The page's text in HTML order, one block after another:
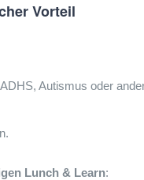
Vorteil
Autismus oder
Lunch & Learn: